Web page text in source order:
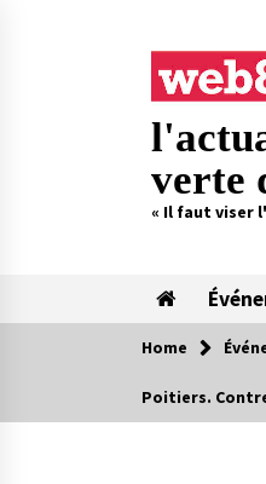
verte
« Il faut viser
Home
Poitiers.